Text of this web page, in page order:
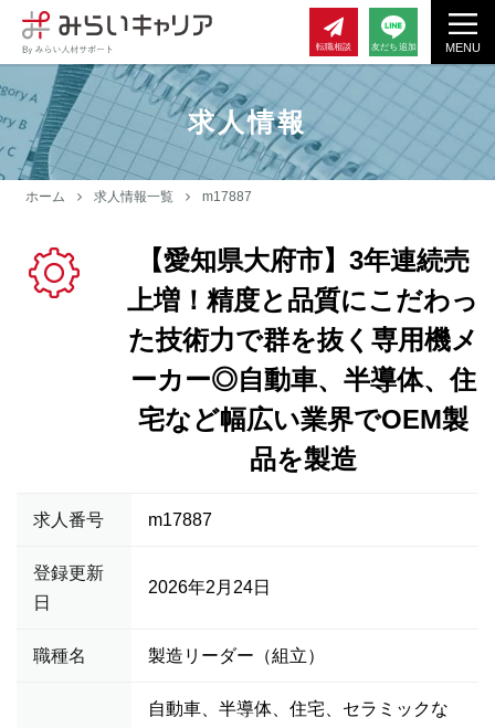
MENU
転職相談 友だち追加
求人情報
ホーム 求人情報一覧 m17887
【愛知県大府市】3年連続売
上増！精度と品質にこだわっ
た技術力で群を抜く専用機メ
ーカー◎自動車、半導体、住
宅など幅広い業界でOEM製
品を製造
求人番号 m17887
登録更新
日
2026年2月24日
職種名 製造リーダー（組立）
自動車、半導体、住宅、セラミックな